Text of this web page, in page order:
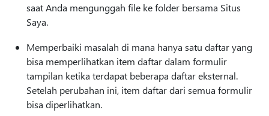
saat Anda mengunggah file ke folder bersama Situs
Saya.
Memperbaiki masalah di mana hanya satu daftar yang
bisa memperlihatkan item daftar dalam formulir
tampilan ketika terdapat beberapa daftar eksternal.
Setelah perubahan ini, item daftar dari semua formulir
bisa diperlihatkan.